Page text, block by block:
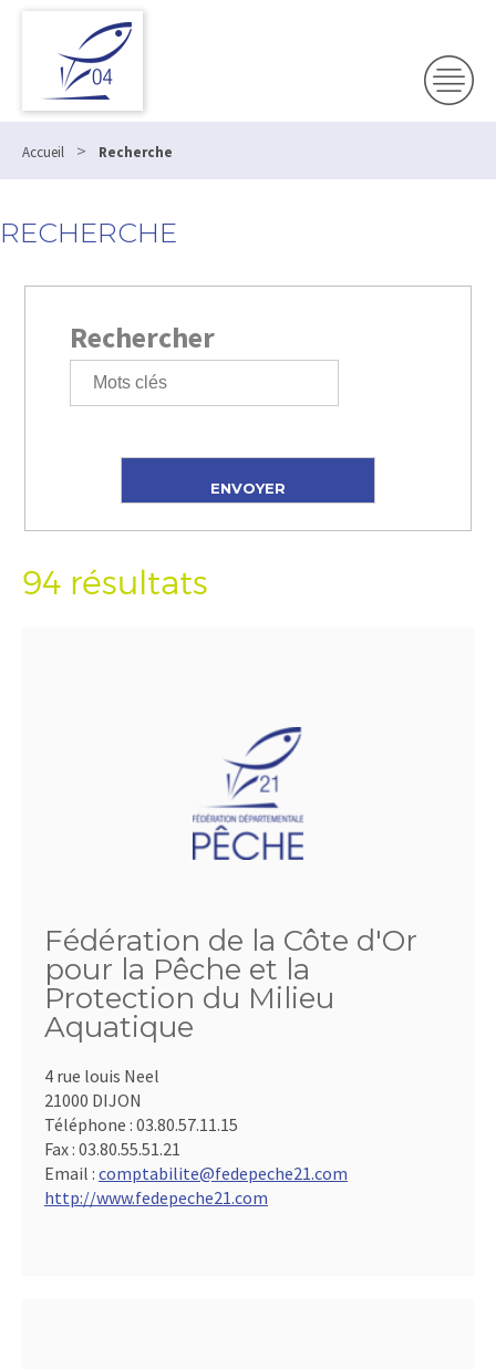
Accueil > Recherche
RECHERCHE
Rechercher
94 résultats
Fédération de la Côte d'Or
pour la Pêche et la
Protection du Milieu
Aquatique
4 rue louis Neel
21000 DIJON
Téléphone : 03.80.57.11.15
Fax : 03.80.55.51.21
Email : comptabilite@fedepeche21.com
http://www.fedepeche21.com